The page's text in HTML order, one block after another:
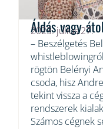
Áldás vagy
2023. július 27.
– Beszélgetés
rögtön Belényi
csoda, hisz
tekint vissza a
rendszerek
Számos cégnek